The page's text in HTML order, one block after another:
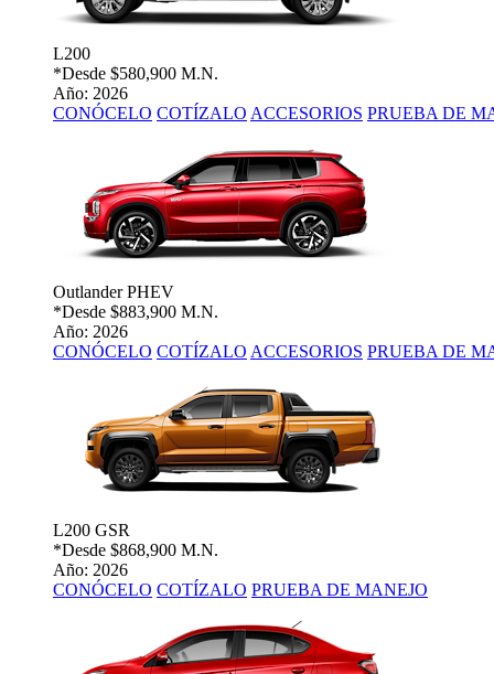
L200
*Desde $580,900 M.N.
Año: 2026
CONÓCELO COTÍZALO ACCESORIOS PRUEBA DE
Outlander PHEV
*Desde $883,900 M.N.
Año: 2026
CONÓCELO COTÍZALO ACCESORIOS PRUEBA DE
L200 GSR
*Desde $868,900 M.N.
Año: 2026
CONÓCELO COTÍZALO PRUEBA DE MANEJO